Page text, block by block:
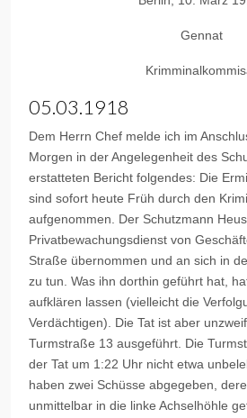
Gennat
05.03.1918
Dem Herrn Chef melde ich im
Morgen in der Angelegenheit des
erstatteten Bericht folgendes: Die
sind sofort heute Früh durch den
aufgenommen. Der Schutzmann
Privatbewachungsdienst von
Straße übernommen und an sich in
zu tun. Was ihn dorthin geführt hat,
aufklären lassen (vielleicht die
Verdächtigen). Die Tat ist aber
Turmstraße 13 ausgeführt. Die
der Tat um 1:22 Uhr nicht etwa
haben zwei Schüsse abgegeben,
unmittelbar in die linke Achselhöhle